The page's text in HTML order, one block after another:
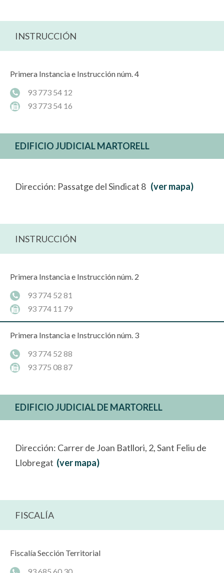
INSTRUCCIÓN
Primera Instancia e Instrucción núm. 4
93 773 54 12
93 773 54 16
EDIFICIO JUDICIAL MARTORELL
Dirección: Passatge del Sindicat 8 (ver mapa)
INSTRUCCIÓN
Primera Instancia e Instrucción núm. 2
93 774 52 81
93 774 11 79
Primera Instancia e Instrucción núm. 3
93 774 52 88
93 775 08 87
EDIFICIO JUDICIAL DE MARTORELL
Dirección: Carrer de Joan Batllori, 2, Sant Feliu de
Llobregat (ver mapa)
FISCALÍA
Fiscalía Sección Territorial